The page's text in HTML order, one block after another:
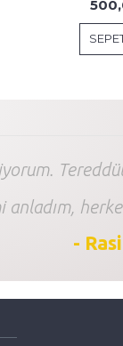
anladım,
-